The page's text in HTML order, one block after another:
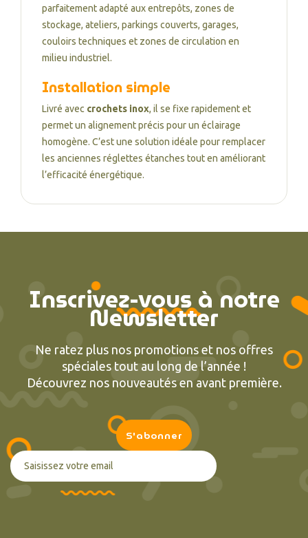
parfaitement adapté aux entrepôts, zones de
stockage, ateliers, parkings couverts, garages,
couloirs techniques et zones de circulation en
milieu industriel.
Installation simple
Livré avec crochets inox, il se fixe rapidement et
permet un alignement précis pour un éclairage
homogène. C’est une solution idéale pour remplacer
les anciennes réglettes étanches tout en améliorant
l’efficacité énergétique.
Inscrivez-vous à notre
Newsletter
Ne ratez plus nos promotions et nos offres
spéciales tout au long de l’année !
Découvrez nos nouveautés en avant première.